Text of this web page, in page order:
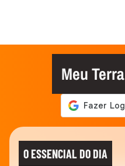
Meu Terra
O ESSENCIAL DO DIA